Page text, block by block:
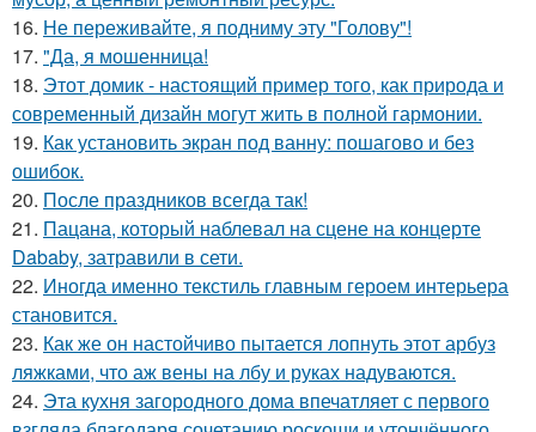
16. Не переживайте, я подниму эту "Голову"!
17. "Да, я мошенница!
18. Этот домик - настоящий пример того, как природа и
современный дизайн могут жить в полной гармонии.
19. Как установить экран под ванну: пошагово и без
ошибок.
20. После праздников всегда так!
21. Пацана, который наблевал на сцене на концерте
Dababy, затравили в сети.
22. Иногда именно текстиль главным героем интерьера
становится.
23. Как же он настойчиво пытается лопнуть этот арбуз
ляжками, что аж вены на лбу и руках надуваются.
24. Эта кухня загородного дома впечатляет с первого